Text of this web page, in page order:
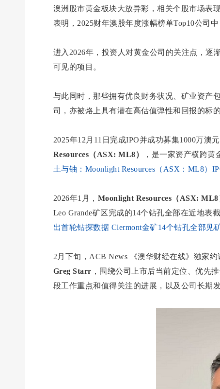
澳洲股市黄金板块大放异彩，相关个股市场表
表明，2025财年澳股年度涨幅榜单Top10公司
进入2026年，投资人对黄金公司的关注点，逐
可见的项目。
与此同时，那些拥有优良财务状况、矿业资产
司，亦被烙上具有潜在高估值弹性和回报的标的
2025年12月11日完成IPO并成功募集1000万澳
Resources（ASX: ML8）
，是一家资产横跨
土与铀：Moonlight Resources（ASX：ML8）
2026年1月， Moonlight Resources（ASX: ML8
Leo Grande矿区完成的14个钻孔全部在近地表
出首轮钻探数据 Clermont金矿14个钻孔全部
2月下旬，ACB News 《澳华财经在线》独家约
Greg Starr ，围绕公司上市后当前定位、优先
段工作重点和值得关注的进展，以及公司长期